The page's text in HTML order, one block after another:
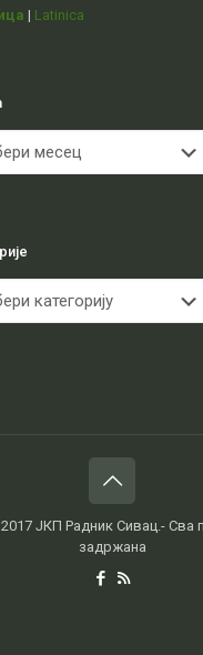
| Latinica
ЈКП Радник Сивац.- Сва
задржана